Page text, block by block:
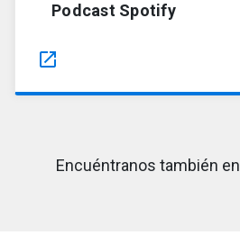
Podcast Spotify
launch
Encuéntranos también en